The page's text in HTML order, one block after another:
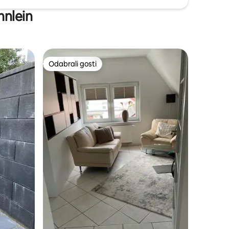
„Odabrali gosti”
Odabrali gosti
Odabrali gosti